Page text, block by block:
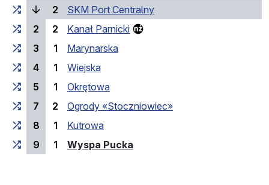
2
SKM Port Centralny(поточна зупинка)
2
2
Kanał Parnicki
3
1
Marynarska
4
1
Wiejska
5
1
Okrętowa
7
2
Ogrody «Stoczniowiec»
8
1
Kutrowa
9
1 Wyspa Pucka